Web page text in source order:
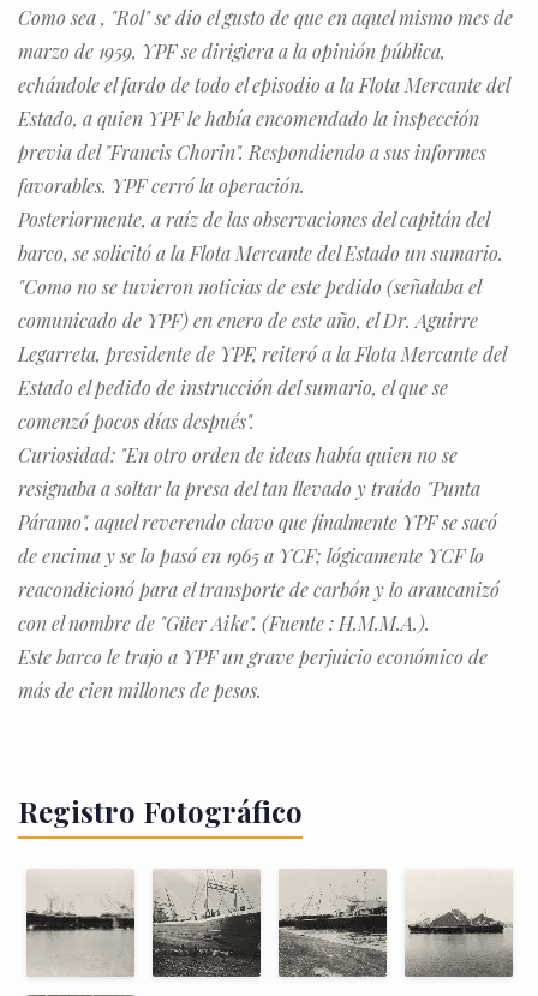
Como sea , "Rol" se dio el gusto de que en aquel mismo mes de
marzo de 1959, YPF se dirigiera a la opinión pública,
echándole el fardo de todo el episodio a la Flota Mercante del
Estado, a quien YPF le había encomendado la inspección
previa del "Francis Chorin". Respondiendo a sus informes
favorables. YPF cerró la operación.
Posteriormente, a raíz de las observaciones del capitán del
barco, se solicitó a la Flota Mercante del Estado un sumario.
"Como no se tuvieron noticias de este pedido (señalaba el
comunicado de YPF) en enero de este año, el Dr. Aguirre
Legarreta, presidente de YPF, reiteró a la Flota Mercante del
Estado el pedido de instrucción del sumario, el que se
comenzó pocos días después".
Curiosidad: "En otro orden de ideas había quien no se
resignaba a soltar la presa del tan llevado y traído "Punta
Páramo", aquel reverendo clavo que finalmente YPF se sacó
de encima y se lo pasó en 1965 a YCF; lógicamente YCF lo
reacondicionó para el transporte de carbón y lo araucanizó
con el nombre de "Güer Aike". (Fuente : H.M.M.A.).
Este barco le trajo a YPF un grave perjuicio económico de
más de cien millones de pesos.
Registro Fotográfico